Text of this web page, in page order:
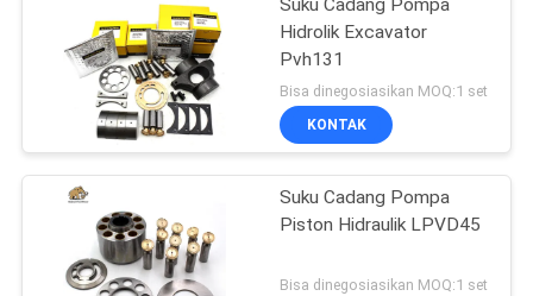
Hidrolik Excavator
Pvh131
Bisa dinegosiasikan MOQ:1 set
KONTAK
Suku Cadang Pompa
Piston Hidraulik LPVD45
Bisa dinegosiasikan MOQ:1 set